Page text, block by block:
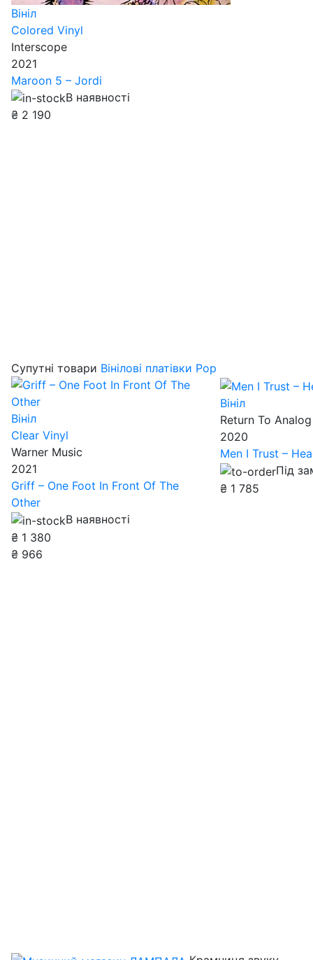
Вініл
Colored Vinyl
Interscope
2021
Maroon 5 – Jordi
В наявності
₴ 2 190
Супутні товари Вінілові платівки Pop
Вініл
Clear Vinyl
Warner Music
2021
Griff – One Foot In Front Of The
Other
В наявності
₴ 1 380
₴ 966
Вініл
Return To Analog
2020
Men I Trust –
Під
₴ 1 785